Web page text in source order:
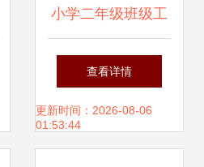
小学二年级班级工
作计划 教育文化活
动组织策划
查看详情
更新时间：2026-08-06
01:53:44